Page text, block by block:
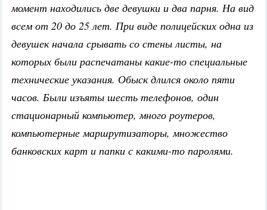
момент находились две девушки и два парня. На вид
всем от 20 до 25 лет. При виде полицейских одна из
девушек начала срывать со стены листы, на
которых были распечатаны какие-то специальные
технические указания. Обыск длился около пяти
часов. Были изъяты шесть телефонов, один
стационарный компьютер, много роутеров,
компьютерные маршрутизаторы, множество
банковских карт и папки с какими-то паролями.